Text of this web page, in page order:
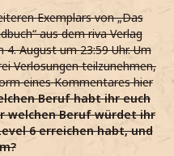
Exemplars von „Das
aus dem riva Verlag
August um 23:59 Uhr. Um
Verlosungen teilzunehmen,
eines Kommentares hier
Beruf habt ihr euch
welchen Beruf würdet ihr
6 erreichen habt, und